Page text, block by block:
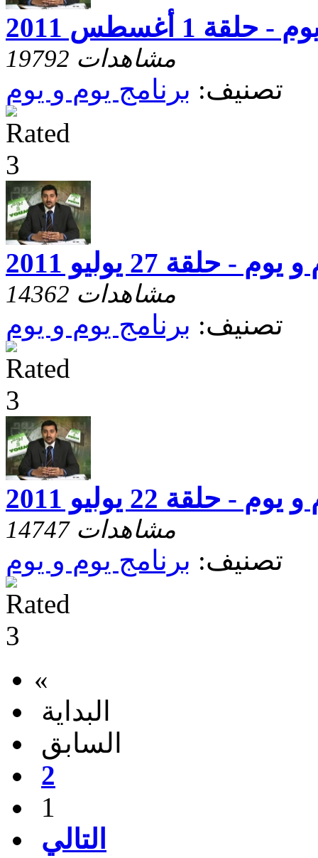
1 أغسطس 2011
19792 مشاهدات
تصنيف: برنامج يوم و يوم
- حلقة 27 يوليو 2011
14362 مشاهدات
تصنيف: برنامج يوم و يوم
- حلقة 22 يوليو 2011
14747 مشاهدات
تصنيف: برنامج يوم و يوم
«
البداية
السابق
2
1
التالي